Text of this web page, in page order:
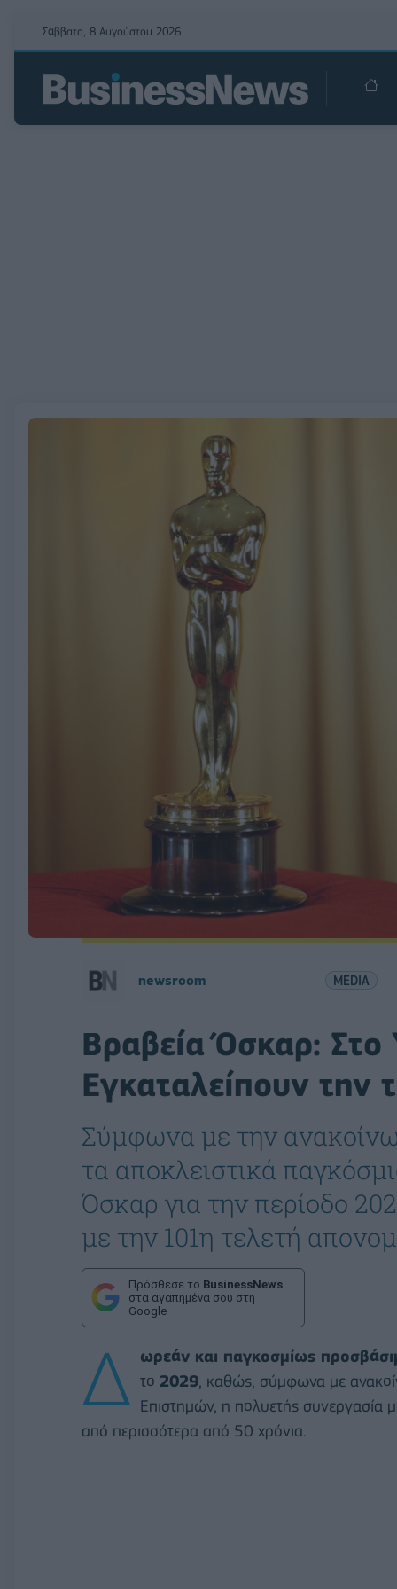
Σάββατο, 8 Αυγούστου 2026
newsroom MEDIA
Βραβεία Όσκαρ:
Εγκαταλείπουν την
Σύμφωνα με την
τα αποκλειστικά
Όσκαρ για την περίοδο
με την 101η τελετή
Πρόσθεσε το BusinessNews
στα αγαπημένα σου στη
Google
Δ ωρεάν και παγκοσμίως
το 2029 , καθώς, σύμφωνα με
Επιστημών, η πολυετής συνεργασία
από περισσότερα από 50 χρόνια.